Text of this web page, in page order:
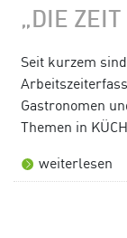
„DIE
Seit kurzem
Gastronomen
Themen in
weiterlesen